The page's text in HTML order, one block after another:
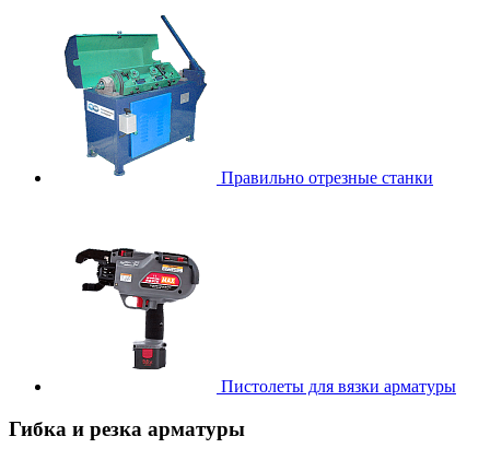
Правильно отрезные станки
Пистолеты для вязки арматуры
Гибка и резка арматуры